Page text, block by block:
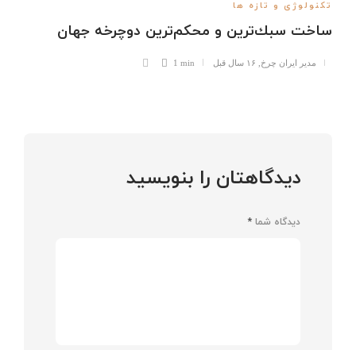
تکنولوژی و تازه ها
ساخت سبك‌ترين و محكم‌ترين دوچرخه جهان
مدیر ایران چرخ ۱۶ سال قبل 1 min
دیدگاهتان را بنویسید
دیدگاه شما *